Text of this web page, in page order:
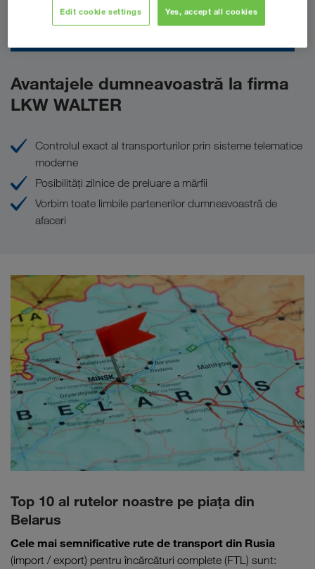
Avantajele dumneavoastră la firma
LKW WALTER
Controlul exact al transporturilor prin sisteme telematice
moderne
Posibilităţi zilnice de preluare a mărfii
Vorbim toate limbile partenerilor dumneavoastră de
afaceri
Top 10 al rutelor noastre pe piaţa din
Belarus
Cele mai semnificative rute de transport din Rusia
(import / export) pentru încărcături complete (FTL) sunt:
Edit cookie settings Yes, accept all cookies